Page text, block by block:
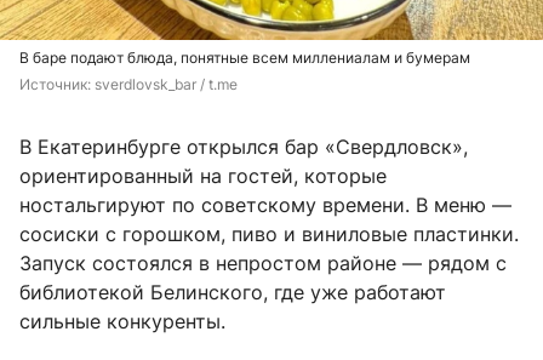
В баре подают блюда, понятные всем миллениалам и бумерам
Источник: sverdlovsk_bar / t.me
В Екатеринбурге открылся бар «Свердловск»,
ориентированный на гостей, которые
ностальгируют по советскому времени. В меню —
сосиски с горошком, пиво и виниловые пластинки.
Запуск состоялся в непростом районе — рядом с
библиотекой Белинского, где уже работают
сильные конкуренты.